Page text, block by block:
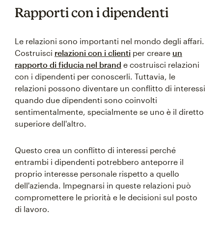
Rapporti con i dipendenti
Le relazioni sono importanti nel mondo degli affari.
Costruisci relazioni con i clienti per creare un
rapporto di fiducia nel brand e costruisci relazioni
con i dipendenti per conoscerli. Tuttavia, le
relazioni possono diventare un conflitto di interessi
quando due dipendenti sono coinvolti
sentimentalmente, specialmente se uno è il diretto
superiore dell'altro.
Questo crea un conflitto di interessi perché
entrambi i dipendenti potrebbero anteporre il
proprio interesse personale rispetto a quello
dell'azienda. Impegnarsi in queste relazioni può
compromettere le priorità e le decisioni sul posto
di lavoro.